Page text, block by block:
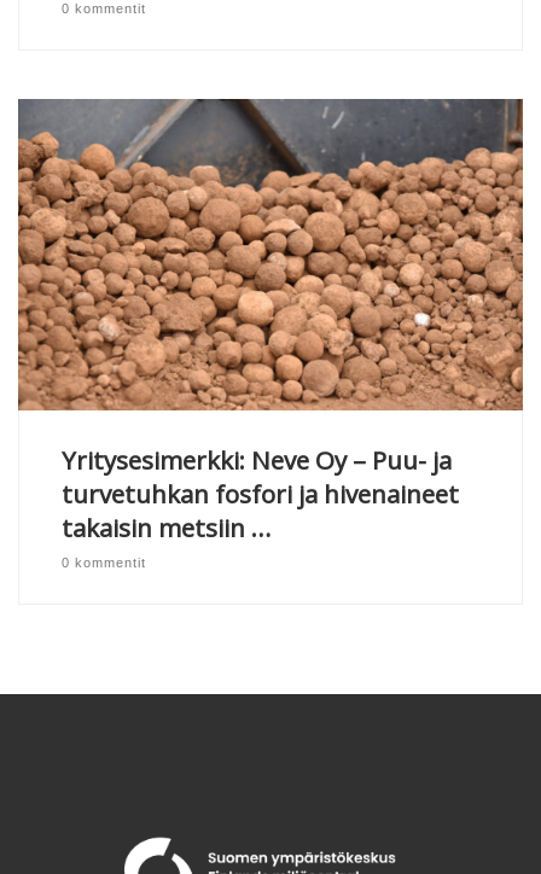
0 kommentit
Yritysesimerkki: Neve Oy – Puu- ja
turvetuhkan fosfori ja hivenaineet
takaisin metsiin …
0 kommentit